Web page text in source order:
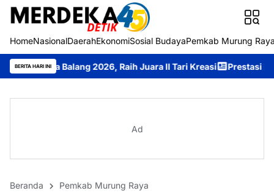
HomeNasionalDaerahEkonomiSosial BudayaPemkab Murung
BERITA HARI INI
2026, Raih Juara II Tari Kreasi Prestasi Membanggakan,
Ad
Beranda Pemkab Murung Raya